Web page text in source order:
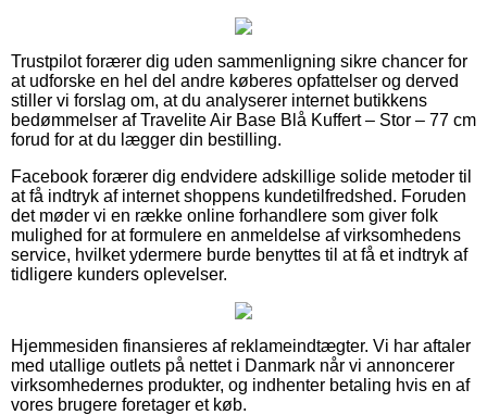
Trustpilot forærer dig uden sammenligning sikre chancer for
at udforske en hel del andre køberes opfattelser og derved
stiller vi forslag om, at du analyserer internet butikkens
bedømmelser af Travelite Air Base Blå Kuffert – Stor – 77 cm
forud for at du lægger din bestilling.
Facebook forærer dig endvidere adskillige solide metoder til
at få indtryk af internet shoppens kundetilfredshed. Foruden
det møder vi en række online forhandlere som giver folk
mulighed for at formulere en anmeldelse af virksomhedens
service, hvilket ydermere burde benyttes til at få et indtryk af
tidligere kunders oplevelser.
Hjemmesiden finansieres af reklameindtægter. Vi har aftaler
med utallige outlets på nettet i Danmark når vi annoncerer
virksomhedernes produkter, og indhenter betaling hvis en af
vores brugere foretager et køb.